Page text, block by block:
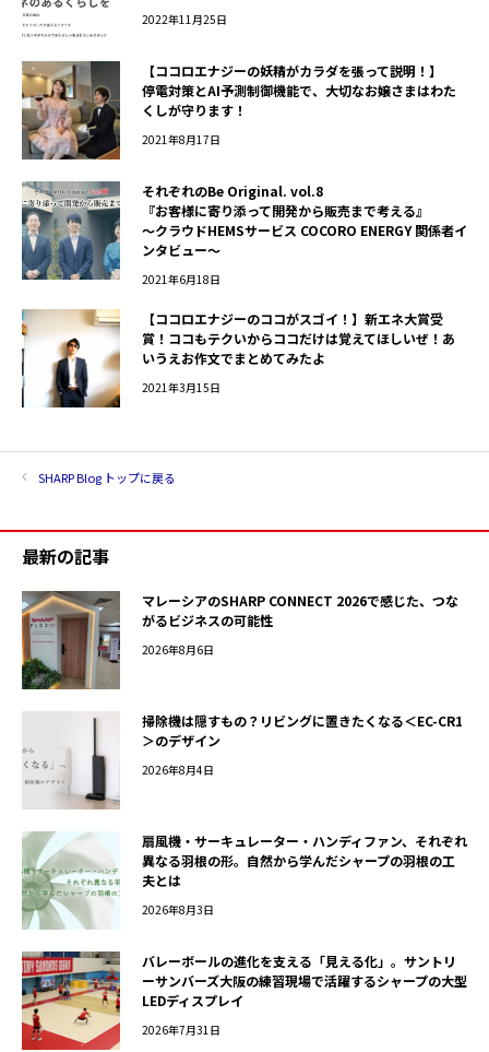
2022年11月25日
【ココロエナジーの妖精がカラダを張って説明！】
停電対策とAI予測制御機能で、大切なお嬢さまはわた
くしが守ります！
2021年8月17日
それぞれのBe Original. vol.8
『お客様に寄り添って開発から販売まで考える』
～クラウドHEMSサービス COCORO ENERGY 関係者イ
ンタビュー～
2021年6月18日
【ココロエナジーのココがスゴイ！】新エネ大賞受
賞！ココもテクいからココだけは覚えてほしいぜ！あ
いうえお作文でまとめてみたよ
2021年3月15日
SHARP Blog トップに戻る
最新の記事
マレーシアのSHARP CONNECT 2026で感じた、つな
がるビジネスの可能性
2026年8月6日
掃除機は隠すもの？リビングに置きたくなる＜EC-CR1
＞のデザイン
2026年8月4日
扇風機・サーキュレーター・ハンディファン、それぞれ
異なる羽根の形。自然から学んだシャープの羽根の工
夫とは
2026年8月3日
バレーボールの進化を支える「見える化」。サントリ
ーサンバーズ大阪の練習現場で活躍するシャープの大型
LEDディスプレイ
2026年7月31日